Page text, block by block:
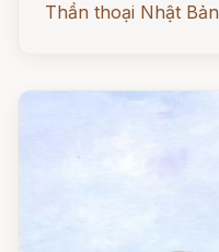
Thần thoại Nhật Bản